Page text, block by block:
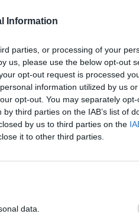
Information
parties, or processing of your
us, please use the below opt-out
opt-out request is processed
information utilized by us
opt-out. You may separately
third parties on the IAB’s list of
by us to third parties on the
it to other third parties.
data.
ahhoz,
dobjon
Ukrajna vagy
– idézi Szergej
nevezte, majd
Hangsúlyozta: ez